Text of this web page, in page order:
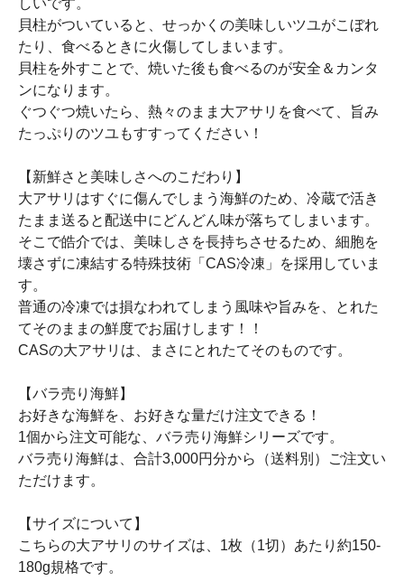
しいです。
貝柱がついていると、せっかくの美味しいツユがこぼれ
たり、食べるときに火傷してしまいます。
貝柱を外すことで、焼いた後も食べるのが安全＆カンタ
ンになります。
ぐつぐつ焼いたら、熱々のまま大アサリを食べて、旨み
たっぷりのツユもすすってください！
【新鮮さと美味しさへのこだわり】
大アサリはすぐに傷んでしまう海鮮のため、冷蔵で活き
たまま送ると配送中にどんどん味が落ちてしまいます。
そこで皓介では、美味しさを長持ちさせるため、細胞を
壊さずに凍結する特殊技術「CAS冷凍」を採用していま
す。
普通の冷凍では損なわれてしまう風味や旨みを、とれた
てそのままの鮮度でお届けします！！
CASの大アサリは、まさにとれたてそのものです。
【バラ売り海鮮】
お好きな海鮮を、お好きな量だけ注文できる！
1個から注文可能な、バラ売り海鮮シリーズです。
バラ売り海鮮は、合計3,000円分から（送料別）ご注文い
ただけます。
【サイズについて】
こちらの大アサリのサイズは、1枚（1切）あたり約150-
180g規格です。